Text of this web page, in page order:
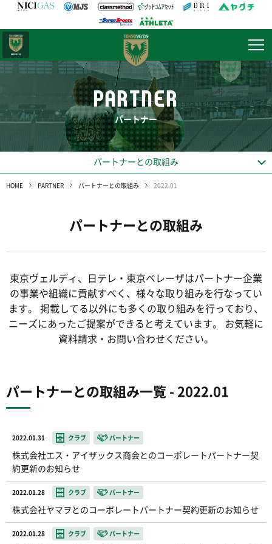
PARTNER
パートナー
パートナーとの取組み
HOME PARTNER パートナーとの取組み 2022.01
パートナーとの取組み
東京ヴェルディ、日テレ・東京ベレーザはパートナー企業
の事業や組織に貢献すべく、 様々な取り組みを行なってい
ます。 掲載してる以外にも多くの取り組みを行っており、
ニーズにあったご提案ができると考えています。
お気軽に
資料請求・お問い合わせください。
パートナーとの取組み一覧 - 2022.01
2022.01.31 クラブ パートナー
株式会社エス・アイザックス商会とのコーポレートパートナー契
約更新のお知らせ
2022.01.28 クラブ パートナー
株式会社ヤマヲとのコーポレートパートナー契約更新のお知らせ
2022.01.28 クラブ パートナー